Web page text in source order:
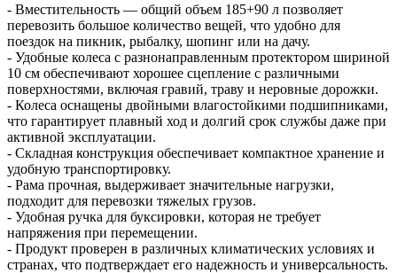
- Вместительность — общий объем 185+90 л позволяет
перевозить большое количество вещей, что удобно для
поездок на пикник, рыбалку, шопинг или на дачу.
- Удобные колеса с разнонаправленным протектором шириной
10 см обеспечивают хорошее сцепление с различными
поверхностями, включая гравий, траву и неровные дорожки.
- Колеса оснащены двойными влагостойкими подшипниками,
что гарантирует плавный ход и долгий срок службы даже при
активной эксплуатации.
- Складная конструкция обеспечивает компактное хранение и
удобную транспортировку.
- Рама прочная, выдерживает значительные нагрузки,
подходит для перевозки тяжелых грузов.
- Удобная ручка для буксировки, которая не требует
напряжения при перемещении.
- Продукт проверен в различных климатических условиях и
странах, что подтверждает его надежность и универсальность.